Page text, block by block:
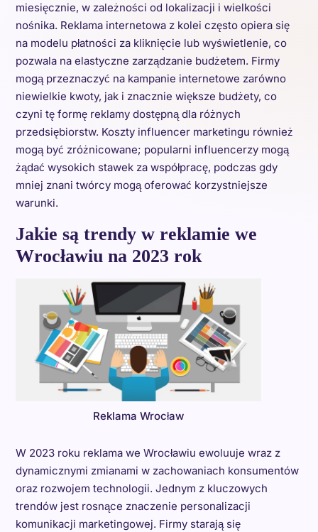
miesięcznie, w zależności od lokalizacji i wielkości
nośnika. Reklama internetowa z kolei często opiera się
na modelu płatności za kliknięcie lub wyświetlenie, co
pozwala na elastyczne zarządzanie budżetem. Firmy
mogą przeznaczyć na kampanie internetowe zarówno
niewielkie kwoty, jak i znacznie większe budżety, co
czyni tę formę reklamy dostępną dla różnych
przedsiębiorstw. Koszty influencer marketingu również
mogą być zróżnicowane; popularni influencerzy mogą
żądać wysokich stawek za współpracę, podczas gdy
mniej znani twórcy mogą oferować korzystniejsze
warunki.
Jakie są trendy w reklamie we
Wrocławiu na 2023 rok
Reklama Wrocław
W 2023 roku reklama we Wrocławiu ewoluuje wraz z
dynamicznymi zmianami w zachowaniach konsumentów
oraz rozwojem technologii. Jednym z kluczowych
trendów jest rosnące znaczenie personalizacji
komunikacji marketingowej. Firmy starają się